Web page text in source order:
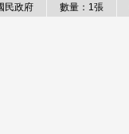
民政府 數量：1張